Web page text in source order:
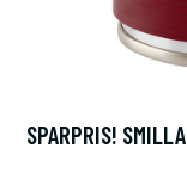
SPARPRIS!